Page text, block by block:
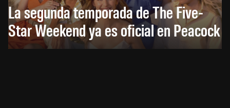
La segunda temporada de The Five-
Star Weekend ya es oficial en Peacock